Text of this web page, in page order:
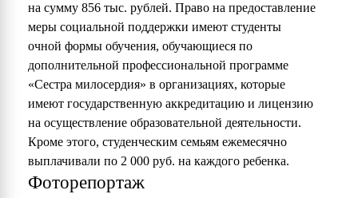
на сумму 856 тыс. рублей. Право на предоставление
меры социальной поддержки имеют студенты
очной формы обучения, обучающиеся по
дополнительной профессиональной программе
«Сестра милосердия» в организациях, которые
имеют государственную аккредитацию и лицензию
на осуществление образовательной деятельности.
Кроме этого, студенческим семьям ежемесячно
выплачивали по 2 000 руб. на каждого ребенка.
Фоторепортаж